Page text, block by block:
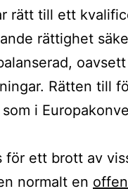
rätt till ett
rättighet
Rätten till
i
för ett brott av
normalt en